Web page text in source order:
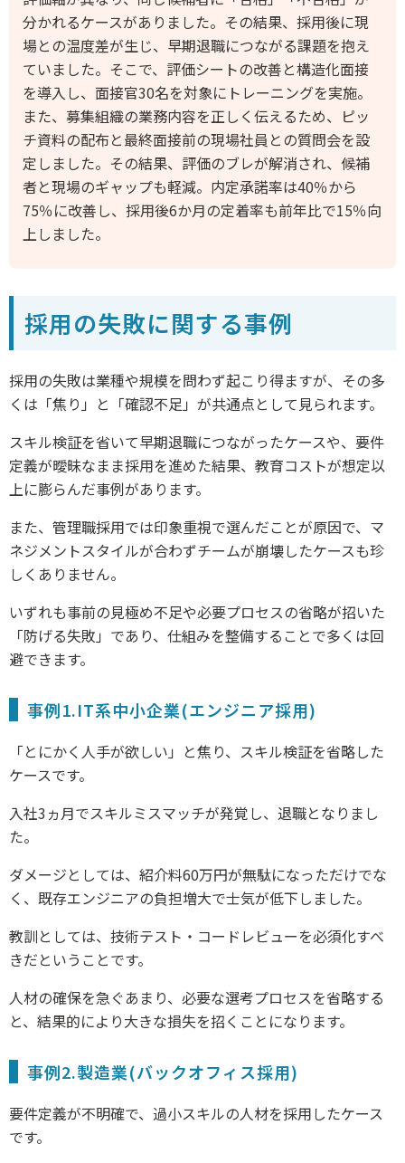
分かれるケースがありました。その結果、採用後に現
場との温度差が生じ、早期退職につながる課題を抱え
ていました。そこで、評価シートの改善と構造化面接
を導入し、面接官30名を対象にトレーニングを実施。
また、募集組織の業務内容を正しく伝えるため、ピッ
チ資料の配布と最終面接前の現場社員との質問会を設
定しました。その結果、評価のブレが解消され、候補
者と現場のギャップも軽減。内定承諾率は40％から
75％に改善し、採用後6か月の定着率も前年比で15％向
上しました。
採用の失敗に関する事例
採用の失敗は業種や規模を問わず起こり得ますが、その多
くは「焦り」と「確認不足」が共通点として見られます。
スキル検証を省いて早期退職につながったケースや、要件
定義が曖昧なまま採用を進めた結果、教育コストが想定以
上に膨らんだ事例があります。
また、管理職採用では印象重視で選んだことが原因で、マ
ネジメントスタイルが合わずチームが崩壊したケースも珍
しくありません。
いずれも事前の見極め不足や必要プロセスの省略が招いた
「防げる失敗」であり、仕組みを整備することで多くは回
避できます。
事例1.IT系中小企業(エンジニア採用)
「とにかく人手が欲しい」と焦り、スキル検証を省略した
ケースです。
入社3ヵ月でスキルミスマッチが発覚し、退職となりまし
た。
ダメージとしては、紹介料60万円が無駄になっただけでな
く、既存エンジニアの負担増大で士気が低下しました。
教訓としては、技術テスト・コードレビューを必須化すべ
きだということです。
人材の確保を急ぐあまり、必要な選考プロセスを省略する
と、結果的により大きな損失を招くことになります。
事例2.製造業(バックオフィス採用)
要件定義が不明確で、過小スキルの人材を採用したケース
です。